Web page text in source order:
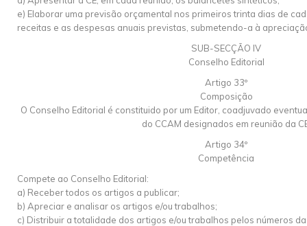
e) Elaborar uma previsão orçamental nos primeiros trinta dias de
receitas e as despesas anuais previstas, submetendo-a à
SUB-SECÇÃO IV
Conselho Editorial
Artigo 33º
Composição
O Conselho Editorial é constituido por um Editor, coadjuvado
do CCAM designados em reunião da
Artigo 34º
Competência
Compete ao Conselho Editorial:
a) Receber todos os artigos a publicar;
b) Apreciar e analisar os artigos e/ou trabalhos;
c) Distribuir a totalidade dos artigos e/ou trabalhos pelos números